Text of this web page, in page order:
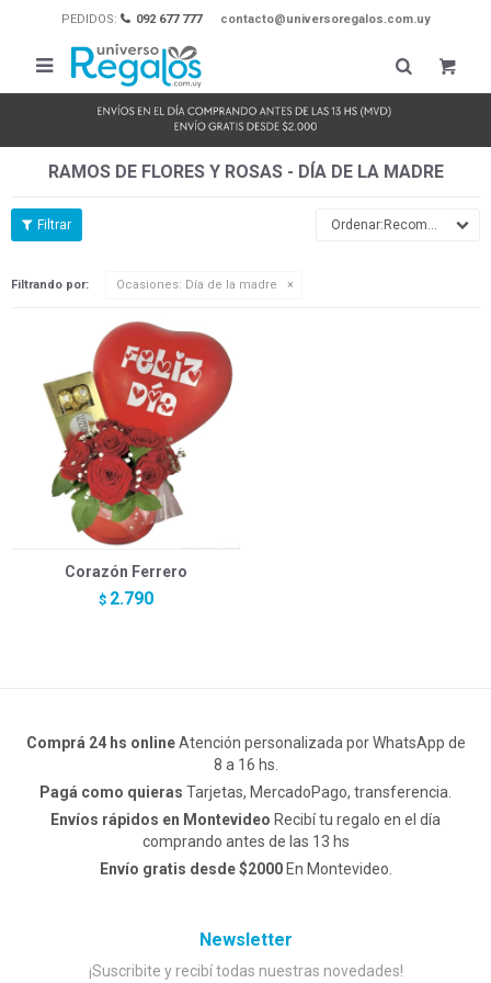
PEDIDOS: 092 677 777 contacto@universoregalos.com.uy

RAMOS DE FLORES Y ROSAS - DÍA DE LA MADRE
Recomendados
Filtrando por: Ocasiones: Día de la madre
Corazón Ferrero
$ 2.790
Comprá 24 hs onlineAtención personalizada por WhatsApp de
8 a 16 hs.
Pagá como quieras Tarjetas, MercadoPago, transferencia.
Envíos rápidos en Montevideo Recibí tu regalo en el día
comprando antes de las 13 hs
Envío gratis desde $2000En Montevideo.
Newsletter
¡Suscribite y recibí todas nuestras novedades!